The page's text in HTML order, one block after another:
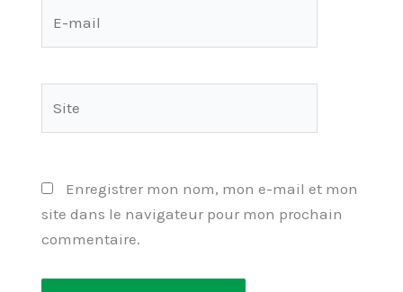
Enregistrer mon nom, mon e-mail et mon
site dans le navigateur pour mon prochain
commentaire.